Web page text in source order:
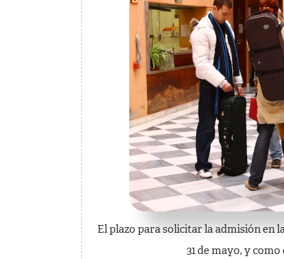
El plazo para solicitar la admisión en
31 de mayo, y